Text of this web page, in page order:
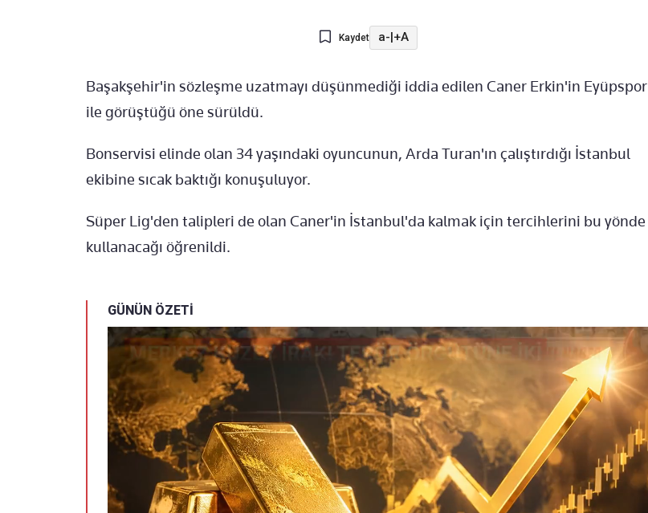
Kaydet a-|+A
Başakşehir'in sözleşme uzatmayı düşünmediği iddia edilen Caner Erkin'in Eyüpspor
ile görüştüğü öne sürüldü.
Bonservisi elinde olan 34 yaşındaki oyuncunun, Arda Turan'ın çalıştırdığı İstanbul
ekibine sıcak baktığı konuşuluyor.
Süper Lig'den talipleri de olan Caner'in İstanbul'da kalmak için tercihlerini bu yönde
kullanacağı öğrenildi.
GÜNÜN ÖZETİ